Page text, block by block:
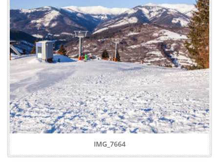
IMG_7664